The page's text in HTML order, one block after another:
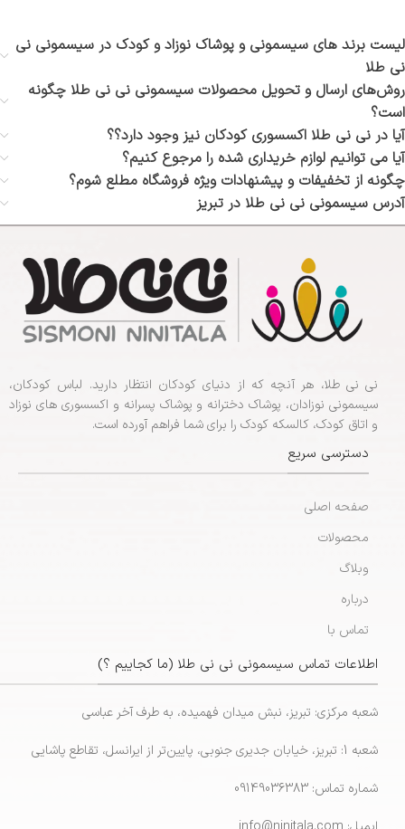
لیست برند های سیسمونی و پوشاک نوزاد و کودک در سیسمونی نی
نی طلا
روش‌های ارسال و تحویل محصولات سیسمونی نی نی طلا چگونه
است؟
آیا در نی نی طلا اکسسوری کودکان نیز وجود دارد؟؟
آیا می توانیم لوازم خریداری شده را مرجوع کنیم؟
چگونه از تخفیفات و پیشنهادات ویژه فروشگاه مطلع شوم؟
آدرس سیسمونی نی نی طلا در تبریز
نی نی طلا، هر آنچه که از دنیای کودکان انتظار دارید. لباس کودکان،
سیسمونی نوزادان، پوشاک دخترانه و پوشاک پسرانه و اکسسوری های نوزاد
و اتاق کودک، کالسکه کودک را برای شما فراهم آورده است.
دسترسی سریع
صفحه اصلی
محصولات
وبلاگ
درباره
تماس با
اطلاعات تماس سیسمونی نی نی طلا (ما کجاییم ؟)
شعبه مرکزی: تبریز، نبش میدان فهمیده، به طرف آخر عباسی
شعبه 1: تبریز، خیابان جدیری جنوبی، پایین‌تر از ایرانسل، تقاطع پاشایی
شماره تماس: 09149036383